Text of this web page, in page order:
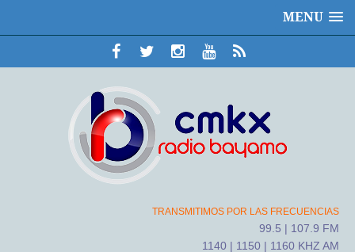
MENU
TRANSMITIMOS POR LAS FRECUENCIAS
99.5 | 107.9 FM
1140 | 1150 | 1160 KHZ AM